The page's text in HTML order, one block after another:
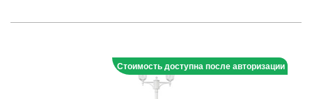
Стоимость доступна после авторизации